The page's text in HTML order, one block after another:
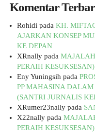
Komentar
Rohidi pada KH.
AJARKAN KONSEP
KE DEPAN
XRnally pada
PERAIH KESUKSESAN)
Eny Yuningsih pada
PP MAHASINA
(SANTRI JURNALIS
XRumer23nally pada
X22nally pada
PERAIH KESUKSESAN)